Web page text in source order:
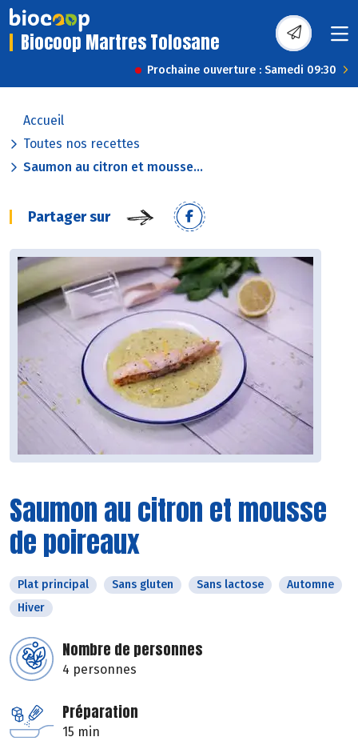
Biocoop Martres Tolosane
Prochaine ouverture : Samedi 09:30
Accueil
Toutes nos recettes
Saumon au citron et mousse...
Partager sur
Saumon au citron et mousse
de poireaux
Plat principal Sans gluten Sans lactose
Automne
Hiver
Nombre de personnes
4 personnes
Préparation
15 min